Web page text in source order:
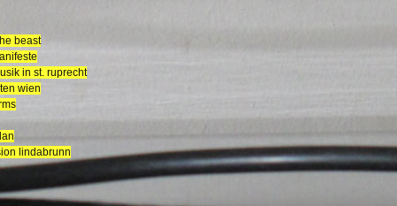
beast
in st. ruprecht
wien
lindabrunn